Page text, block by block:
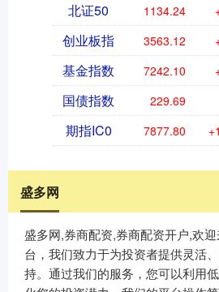
北证50 1134.24
创业板指 3563.12
基金指数 7242.10
国债指数 229.69
期指IC0 7877.80
盛多网
盛多网,券商配资,券商配资开户,欢
台，我们致力于为投资者提供灵活
持。通过我们的服务，您可以利用